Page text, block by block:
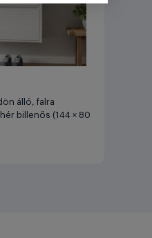
álló, falra
billenős (144 × 80